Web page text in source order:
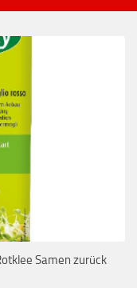
Samen zurück